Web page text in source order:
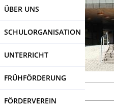
ÜBER UNS
SCHULORGANISATION
UNTERRICHT
FRÜHFÖRDERUNG
FÖRDERVEREIN